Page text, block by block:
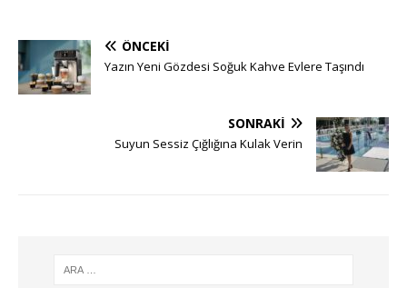
ÖNCEKI
Yazın Yeni Gözdesi Soğuk Kahve Evlere Taşındı
SONRAKI
Suyun Sessiz Çığlığına Kulak Verin